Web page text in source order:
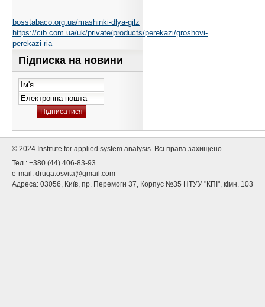
bosstabaco.org.ua/mashinki-dlya-gilz
https://cib.com.ua/uk/private/products/perekazi/groshovi-
perekazi-ria
Підписка на новини
© 2024 Institute for applied system analysis. Всі права захищено.
Тел.: +380 (44) 406-83-93
e-mail: druga.osvita@gmail.com
Адреса: 03056, Київ, пр. Перемоги 37, Корпус №35 НТУУ "КПІ", кімн. 103